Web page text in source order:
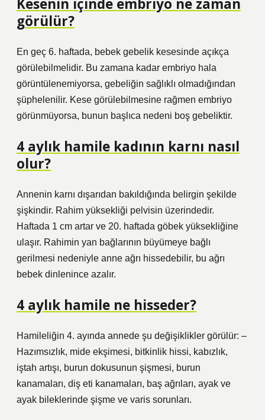
Kesenin içinde embriyo ne zaman
görülür?
En geç 6. haftada, bebek gebelik kesesinde açıkça
görülebilmelidir. Bu zamana kadar embriyo hala
görüntülenemiyorsa, gebeliğin sağlıklı olmadığından
şüphelenilir. Kese görülebilmesine rağmen embriyo
görünmüyorsa, bunun başlıca nedeni boş gebeliktir.
4 aylık hamile kadının karnı nasıl
olur?
Annenin karnı dışarıdan bakıldığında belirgin şekilde
şişkindir. Rahim yüksekliği pelvisin üzerindedir.
Haftada 1 cm artar ve 20. haftada göbek yüksekliğine
ulaşır. Rahimin yan bağlarının büyümeye bağlı
gerilmesi nedeniyle anne ağrı hissedebilir, bu ağrı
bebek dinlenince azalır.
4 aylık hamile ne hisseder?
Hamileliğin 4. ayında annede şu değişiklikler görülür: –
Hazımsızlık, mide ekşimesi, bitkinlik hissi, kabızlık,
iştah artışı, burun dokusunun şişmesi, burun
kanamaları, diş eti kanamaları, baş ağrıları, ayak ve
ayak bileklerinde şişme ve varis sorunları.